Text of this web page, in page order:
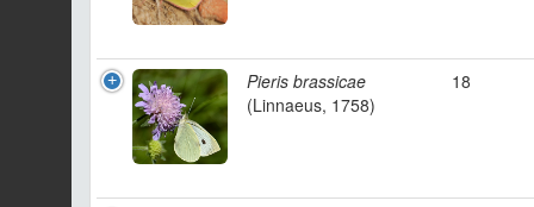
Pieris brassicae
(Linnaeus, 1758)
18